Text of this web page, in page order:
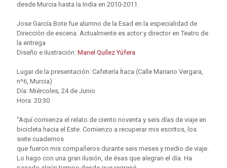
desde Murcia hasta la India en 2010-2011.
Jose García Bote fue alumno de la Esad en la especialidad de
Dirección de escena. Actualmente es actor y director en Teatro de
la entrega
Diseño e ilustración: Manel Quílez Yúfera
Lugar de la presentación: Cafetería Ítaca (Calle Mariano Vergara,
nº6, Murcia)
Día: Miércoles, 24 de Junio
Hora: 20:30
"Aquí comienza el relato de ciento noventa y seis días de viaje en
bicicleta hacia el Este. Comienzo a recuperar mis escritos, los
siete cuadernos
que fueron mis compañeros durante seis meses y medio de viaje.
Lo hago con una gran ilusión, de ésas que alegran el día. Ha